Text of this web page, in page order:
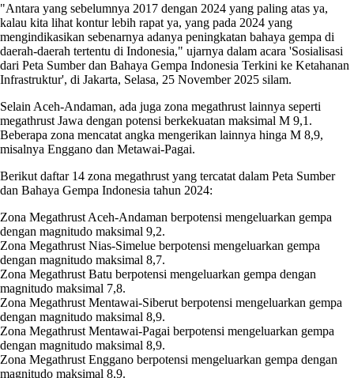
"Antara yang sebelumnya 2017 dengan 2024 yang paling atas ya,
kalau kita lihat kontur lebih rapat ya, yang pada 2024 yang
mengindikasikan sebenarnya adanya peningkatan bahaya gempa di
daerah-daerah tertentu di Indonesia," ujarnya dalam acara 'Sosialisasi
dari Peta Sumber dan Bahaya Gempa Indonesia Terkini ke Ketahanan
Infrastruktur', di Jakarta, Selasa, 25 November 2025 silam.
Selain Aceh-Andaman, ada juga zona megathrust lainnya seperti
megathrust Jawa dengan potensi berkekuatan maksimal M 9,1.
Beberapa zona mencatat angka mengerikan lainnya hinga M 8,9,
misalnya Enggano dan Metawai-Pagai.
Berikut daftar 14 zona megathrust yang tercatat dalam Peta Sumber
dan Bahaya Gempa Indonesia tahun 2024:
Zona Megathrust Aceh-Andaman berpotensi mengeluarkan gempa
dengan magnitudo maksimal 9,2.
Zona Megathrust Nias-Simelue berpotensi mengeluarkan gempa
dengan magnitudo maksimal 8,7.
Zona Megathrust Batu berpotensi mengeluarkan gempa dengan
magnitudo maksimal 7,8.
Zona Megathrust Mentawai-Siberut berpotensi mengeluarkan gempa
dengan magnitudo maksimal 8,9.
Zona Megathrust Mentawai-Pagai berpotensi mengeluarkan gempa
dengan magnitudo maksimal 8,9.
Zona Megathrust Enggano berpotensi mengeluarkan gempa dengan
magnitudo maksimal 8,9.